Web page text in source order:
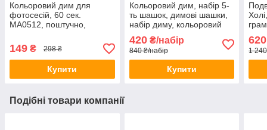
Кольоровий дим для
фотосесій, 60 сек.
MA0512, поштучно,
фотосесій, Кольорові
димові шашки
149 ₴ 298 ₴
Купити
Кольоровий дим, набір 5-
ть шашок, димові шашки,
набір диму, кольоровий
дим
420₴/набір
840 ₴/набір
Купити
620
1
Подібні товари компанії